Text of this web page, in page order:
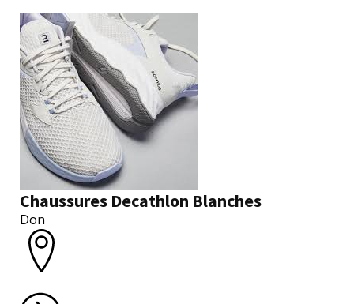
Chaussures Decathlon Blanches
Don